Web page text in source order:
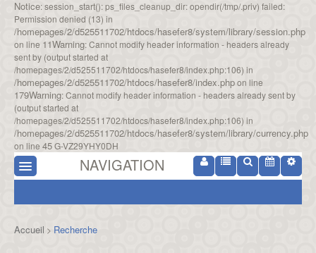
Notice: session_start(): ps_files_cleanup_dir: opendir(/tmp/.priv) failed:
Permission denied (13) in
/homepages/2/d525511702/htdocs/hasefer8/system/library/session.php
on line 11Warning: Cannot modify header information - headers already
sent by (output started at
/homepages/2/d525511702/htdocs/hasefer8/index.php:106) in
/homepages/2/d525511702/htdocs/hasefer8/index.phpon line
179Warning: Cannot modify header information - headers already sent by
(output started at
/homepages/2/d525511702/htdocs/hasefer8/index.php:106) in
/homepages/2/d525511702/htdocs/hasefer8/system/library/currency.php
on line 45G-VZ29YHY0DH
NAVIGATION
Accueil > Recherche